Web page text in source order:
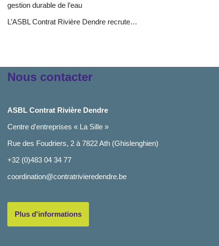
gestion durable de l’eau
L’ASBL Contrat Rivière Dendre recrute…
Nous contacter
ASBL Contrat Rivière Dendre
Centre d'entreprises « La Sille »
Rue des Foudriers, 2 à 7822 Ath (Ghislenghien)
+32 (0)483 04 34 77
coordination@contratrivieredendre.be
Plus d'informations